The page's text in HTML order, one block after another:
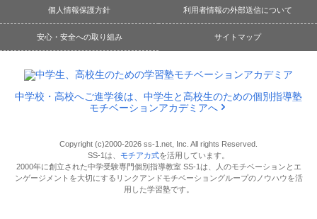
個人情報保護方針 利用者情報の外部送信について
安心・安全への取り組み サイトマップ
中学校・高校へご進学後は、中学生と高校生のための個別指導塾
モチベーションアカデミアへ
Copyright (c)2000-2026 ss-1.net, Inc. All rights Reserved.
SS-1は、 モチアカ式を活用しています。
2000年に創立された中学受験専門個別指導教室 SS-1は、人のモチベーションとエ
ンゲージメントを大切にするリンクアンドモチベーショングループのノウハウを活
用した学習塾です。